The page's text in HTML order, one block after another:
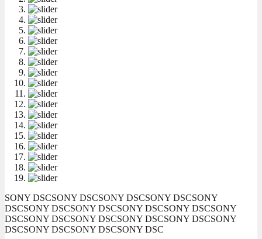
SONY DSCSONY DSCSONY DSCSONY DSCSONY
DSCSONY DSCSONY DSCSONY DSCSONY DSCSONY
DSCSONY DSCSONY DSCSONY DSCSONY DSCSONY
DSCSONY DSCSONY DSCSONY DSC